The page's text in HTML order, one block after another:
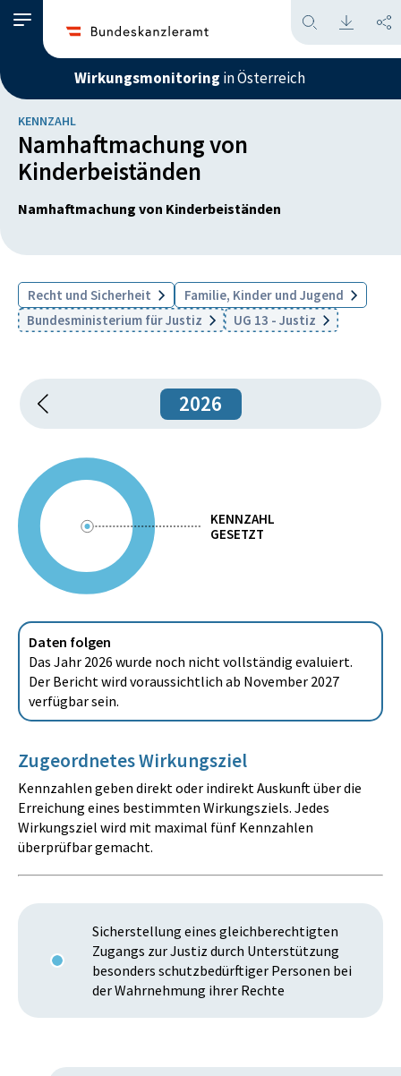
Wirkungsmonitoring in Österreich
KENNZAHL
Namhaftmachung von
Kinderbeiständen
Namhaftmachung von Kinderbeiständen
Recht und Sicherheit
Familie, Kinder und Jugend
Bundesministerium für Justiz
UG 13 - Justiz
2026
KENNZAHL
GESETZT
Daten folgen
Das Jahr 2026 wurde noch nicht vollständig evaluiert.
Der Bericht wird voraussichtlich ab November 2027
verfügbar sein.
Zugeordnetes Wirkungsziel
Kennzahlen geben direkt oder indirekt Auskunft über die
Erreichung eines bestimmten Wirkungsziels. Jedes
Wirkungsziel wird mit maximal fünf Kennzahlen
überprüfbar gemacht.
Sicherstellung eines gleichberechtigten
Zugangs zur Justiz durch Unterstützung
besonders schutzbedürftiger Personen bei
der Wahrnehmung ihrer Rechte